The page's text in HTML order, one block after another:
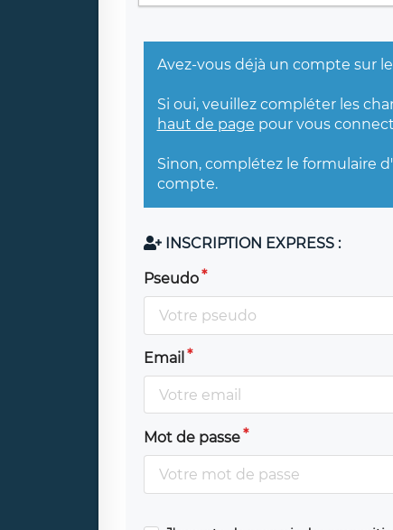
Avez-vous déjà un compte sur
Si oui, veuillez compléter les
haut de page pour vous
Sinon, complétez le formulaire
compte.
INSCRIPTION EXPRESS :
Pseudo
Email
Mot de passe